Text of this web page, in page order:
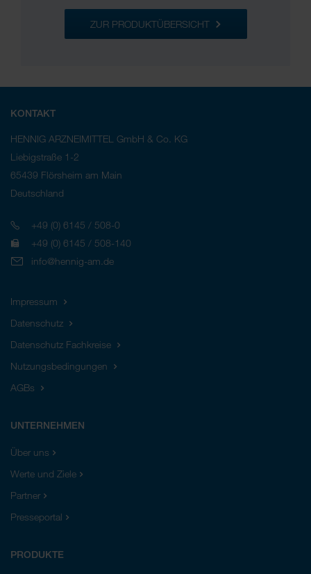
ZUR PRODUKTÜBERSICHT
KONTAKT
HENNIG ARZNEIMITTEL GmbH & Co. KG
Liebigstraße 1-2
65439 Flörsheim am Main
Deutschland
Telefon
+49 (0) 6145 / 508-0
Fax
+49 (0) 6145 / 508-140
info@hennig-am.de
Impressum
Datenschutz
Datenschutz Fachkreise
Nutzungsbedingungen
AGBs
UNTERNEHMEN
Über uns
Werte und Ziele
Partner
Presseportal
PRODUKTE